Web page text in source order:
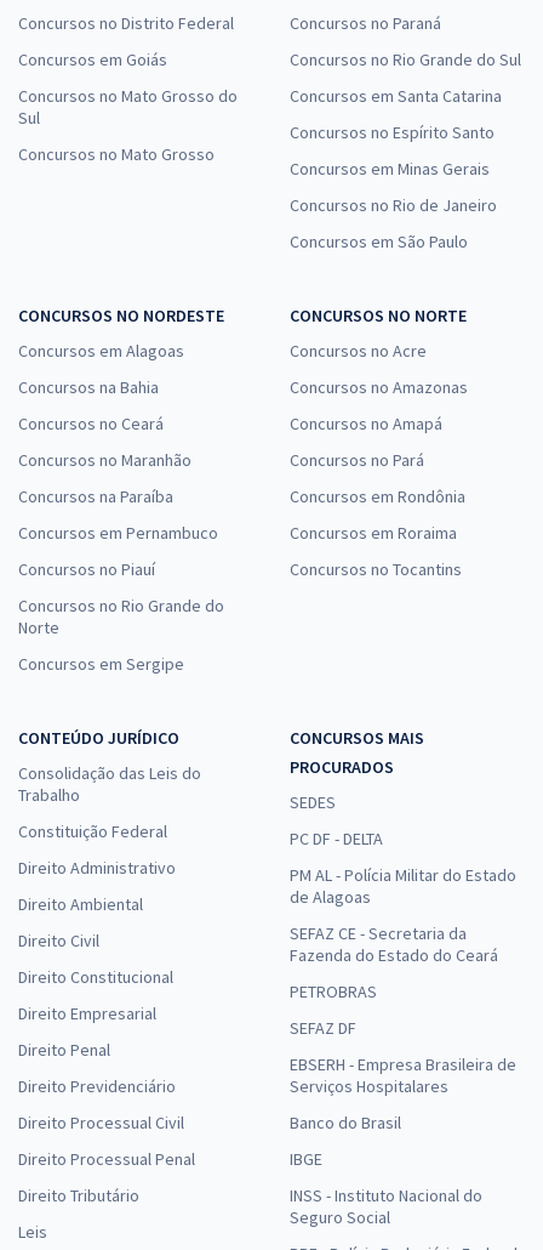
Concursos no Distrito Federal
Concursos em Goiás
Concursos no Mato Grosso do
Sul
Concursos no Mato Grosso
Concursos no Paraná
Concursos no Rio Grande do Sul
Concursos em Santa Catarina
Concursos no Espírito Santo
Concursos em Minas Gerais
Concursos no Rio de Janeiro
Concursos em São Paulo
CONCURSOS NO NORDESTE
Concursos em Alagoas
Concursos na Bahia
Concursos no Ceará
Concursos no Maranhão
Concursos na Paraíba
Concursos em Pernambuco
Concursos no Piauí
Concursos no Rio Grande do
Norte
Concursos em Sergipe
CONCURSOS NO NORTE
Concursos no Acre
Concursos no Amazonas
Concursos no Amapá
Concursos no Pará
Concursos em Rondônia
Concursos em Roraima
Concursos no Tocantins
CONTEÚDO JURÍDICO
Consolidação das Leis do
Trabalho
Constituição Federal
Direito Administrativo
Direito Ambiental
Direito Civil
Direito Constitucional
Direito Empresarial
Direito Penal
Direito Previdenciário
Direito Processual Civil
Direito Processual Penal
Direito Tributário
Leis
CONCURSOS MAIS
PROCURADOS
SEDES
PC DF - DELTA
PM AL - Polícia Militar do Estado
de Alagoas
SEFAZ CE - Secretaria da
Fazenda do Estado do Ceará
PETROBRAS
SEFAZ DF
EBSERH - Empresa Brasileira de
Serviços Hospitalares
Banco do Brasil
IBGE
INSS - Instituto Nacional do
Seguro Social